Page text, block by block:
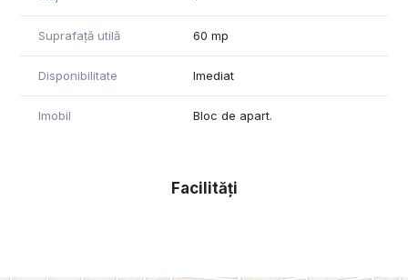
Suprafață utilă 60 mp
Disponibilitate Imediat
Imobil Bloc de apart.
Facilități